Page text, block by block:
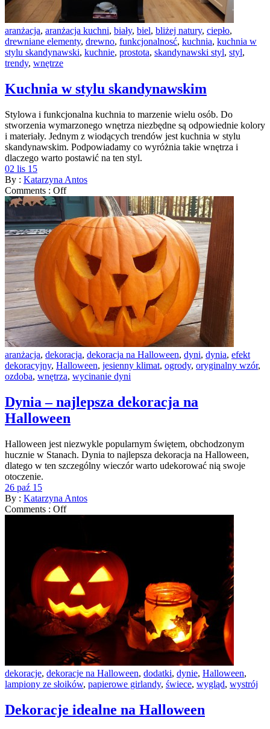
aranżacja, aranżacja kuchni, biały, biel, bliżej natury, ciepło,
drewniane elementy, drewno, funkcjonalnosć, kuchnia, kuchnia w
stylu skandynawski, kuchnie, prostota, skandynawski styl, styl,
trendy, wnętrze
Kuchnia w stylu skandynawskim
Stylowa i funkcjonalna kuchnia to marzenie wielu osób. Do
stworzenia wymarzonego wnętrza niezbędne są odpowiednie kolory
i materiały. Jednym z wiodących trendów jest kuchnia w stylu
skandynawskim. Podpowiadamy co wyróżnia takie wnętrza i
dlaczego warto postawić na ten styl.
02 lis 15
By : Katarzyna Antos
Comments : Off
aranżacja, dekoracja, dekoracja na Halloween, dyni, dynia, efekt
dekoracyjny, Halloween, jesienny klimat, ogrody, oryginalny wzór,
ozdoba, wnętrza, wycinanie dyni
Dynia – najlepsza dekoracja na
Halloween
Halloween jest niezwykle popularnym świętem, obchodzonym
hucznie w Stanach. Dynia to najlepsza dekoracja na Halloween,
dlatego w ten szczególny wieczór warto udekorować nią swoje
otoczenie.
26 paź 15
By : Katarzyna Antos
Comments : Off
dekoracje, dekoracje na Halloween, dodatki, dynie, Halloween,
lampiony ze słoików, papierowe girlandy, świece, wygląd, wystrój
Dekoracje idealne na Halloween